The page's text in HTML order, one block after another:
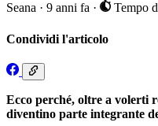
Seana · 9 anni fa · Tempo
Condividi l'articolo
Ecco perché, oltre a volerti
diventino parte integrante